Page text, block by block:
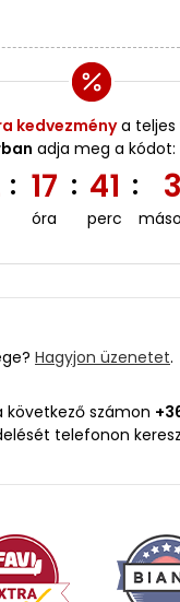
kedvezménya teljes
adja meg a kódot:
: 17
óra
: 41
perc
:
Hagyjon üzenetet.
számon
telefonon